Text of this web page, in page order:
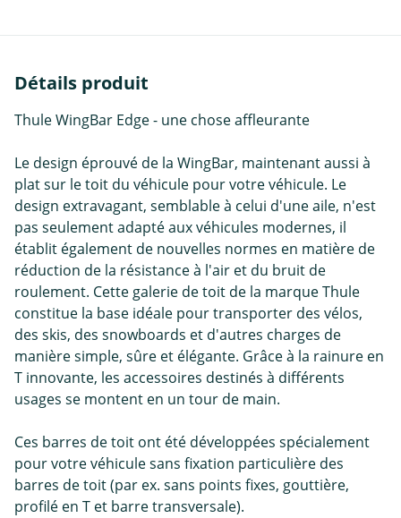
Détails produit
Thule WingBar Edge - une chose affleurante
Le design éprouvé de la WingBar, maintenant aussi à
plat sur le toit du véhicule pour votre véhicule. Le
design extravagant, semblable à celui d'une aile, n'est
pas seulement adapté aux véhicules modernes, il
établit également de nouvelles normes en matière de
réduction de la résistance à l'air et du bruit de
roulement. Cette galerie de toit de la marque Thule
constitue la base idéale pour transporter des vélos,
des skis, des snowboards et d'autres charges de
manière simple, sûre et élégante. Grâce à la rainure en
T innovante, les accessoires destinés à différents
usages se montent en un tour de main.
Ces barres de toit ont été développées spécialement
pour votre véhicule sans fixation particulière des
barres de toit (par ex. sans points fixes, gouttière,
profilé en T et barre transversale).